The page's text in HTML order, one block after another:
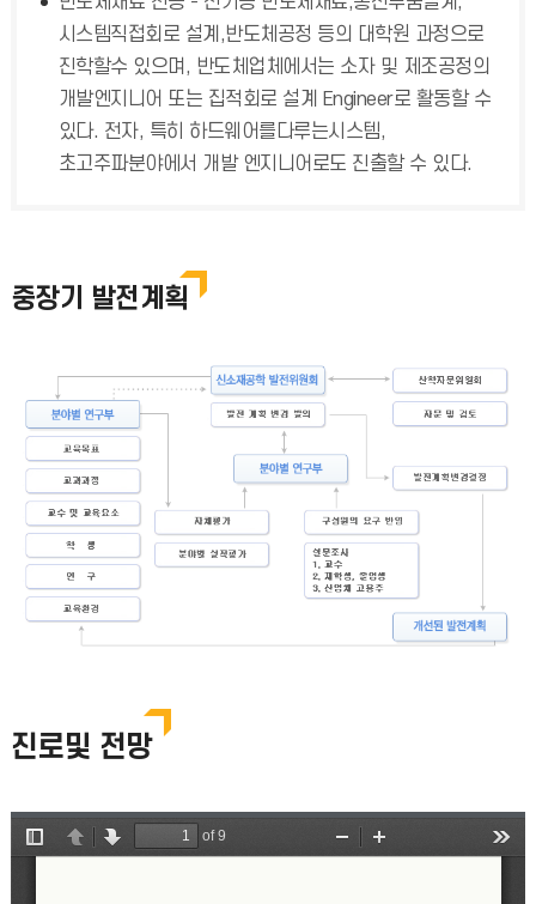
시스템직접회로 설계,반도체공정 등의 대학원 과정으로
진학할수 있으며, 반도체업체에서는 소자 및 제조공정의
개발엔지니어 또는 집적회로 설계 Engineer로 활동할 수
있다. 전자, 특히 하드웨어를다루는시스템,
초고주파분야에서 개발 엔지니어로도 진출할 수 있다.
중장기 발전계획
진로및 전망